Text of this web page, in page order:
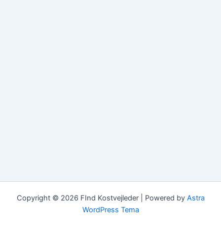
Copyright © 2026 FInd Kostvejleder | Powered by Astra
WordPress Tema